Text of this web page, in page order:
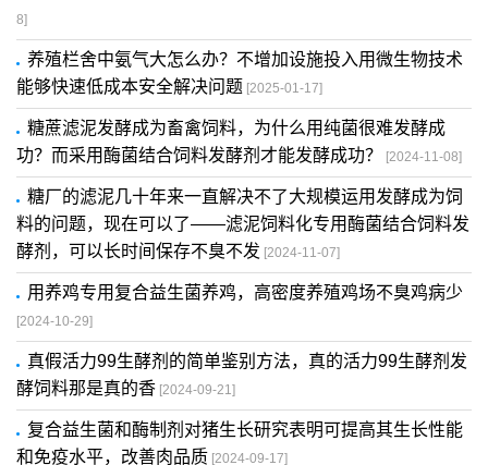
8]
养殖栏舍中氨气大怎么办？不增加设施投入用微生物技术
能够快速低成本安全解决问题 [2025-01-17]
糖蔗滤泥发酵成为畜禽饲料，为什么用纯菌很难发酵成
功？而采用酶菌结合饲料发酵剂才能发酵成功？
[2024-11-08]
糖厂的滤泥几十年来一直解决不了大规模运用发酵成为饲
料的问题，现在可以了——滤泥饲料化专用酶菌结合饲料发
酵剂，可以长时间保存不臭不发 [2024-11-07]
用养鸡专用复合益生菌养鸡，高密度养殖鸡场不臭鸡病少
[2024-10-29]
真假活力99生酵剂的简单鉴别方法，真的活力99生酵剂发
酵饲料那是真的香 [2024-09-21]
复合益生菌和酶制剂对猪生长研究表明可提高其生长性能
和免疫水平，改善肉品质 [2024-09-17]